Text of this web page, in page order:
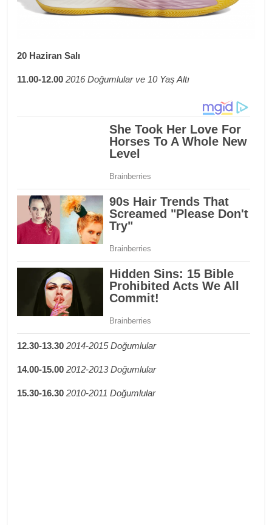
20 Haziran Salı
11.00-12.00 2016 Doğumlular ve 10 Yaş Altı
12.30-13.30 2014-2015 Doğumlular
14.00-15.00 2012-2013 Doğumlular
15.30-16.30 2010-2011 Doğumlular